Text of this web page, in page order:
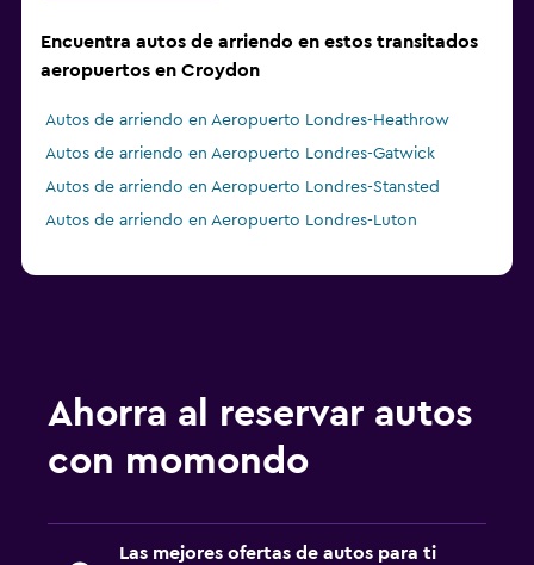
Encuentra autos de arriendo en estos transitados
aeropuertos en Croydon
Autos de arriendo en Aeropuerto Londres-Heathrow
Autos de arriendo en Aeropuerto Londres-Gatwick
Autos de arriendo en Aeropuerto Londres-Stansted
Autos de arriendo en Aeropuerto Londres-Luton
Ahorra al reservar autos
con momondo
Las mejores ofertas de autos para ti